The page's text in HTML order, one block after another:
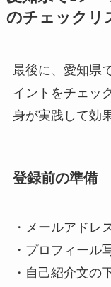
のチェックリ
最後に、愛知県
イントをチェッ
身が実践して効
登録前の準備
・メールアドレ
・プロフィール
・自己紹介文の